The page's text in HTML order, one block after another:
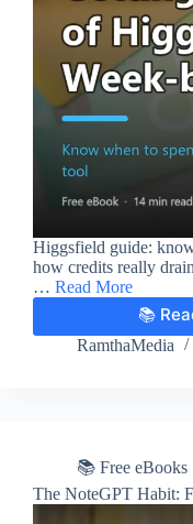
Higgsfield guide:
how credits really
… Read More
📚
RamthaMedia
📚 Free eBooks
The NoteGPT Habit: